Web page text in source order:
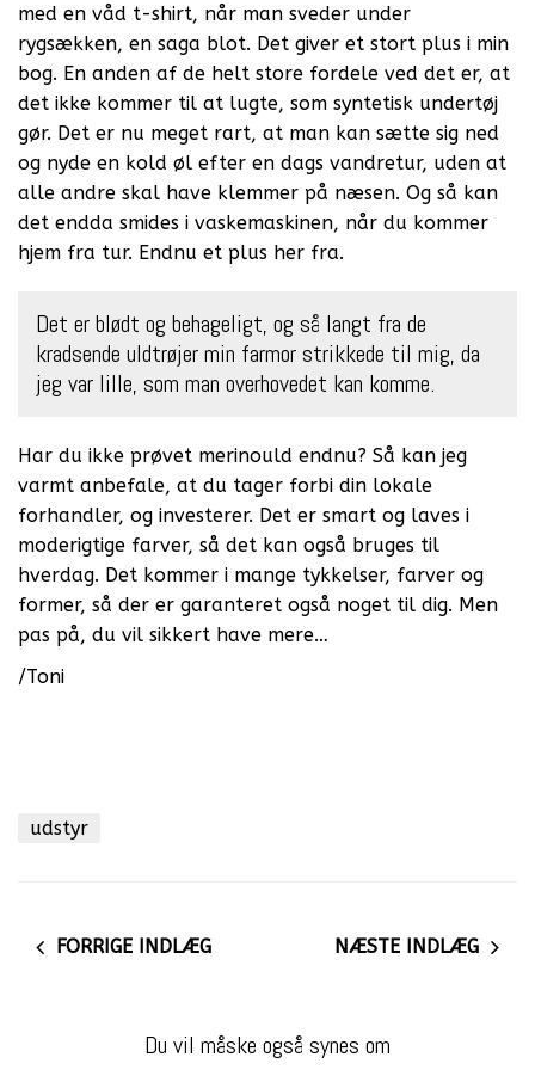
med en våd t-shirt, når man sveder under
rygsækken, en saga blot. Det giver et stort plus i min
bog. En anden af de helt store fordele ved det er, at
det ikke kommer til at lugte, som syntetisk undertøj
gør. Det er nu meget rart, at man kan sætte sig ned
og nyde en kold øl efter en dags vandretur, uden at
alle andre skal have klemmer på næsen. Og så kan
det endda smides i vaskemaskinen, når du kommer
hjem fra tur. Endnu et plus her fra.
Det er blødt og behageligt, og så langt fra de
kradsende uldtrøjer min farmor strikkede til mig, da
jeg var lille, som man overhovedet kan komme.
Har du ikke prøvet merinould endnu? Så kan jeg
varmt anbefale, at du tager forbi din lokale
forhandler, og investerer. Det er smart og laves i
moderigtige farver, så det kan også bruges til
hverdag. Det kommer i mange tykkelser, farver og
former, så der er garanteret også noget til dig. Men
pas på, du vil sikkert have mere…
/Toni
udstyr
FORRIGE INDLÆG NÆSTE INDLÆG
Du vil måske også synes om